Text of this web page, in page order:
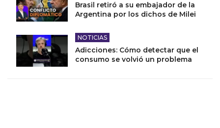
Brasil retiró a su embajador de la
Argentina por los dichos de Milei
NOTICIAS
Adicciones: Cómo detectar que el
consumo se volvió un problema